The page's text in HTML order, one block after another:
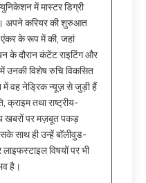
में मास्टर डिग्री
अपने करियर की शुरुआत
एंकर के रूप में की, जहां
के दौरान कंटेंट राइटिंग और
में उनकी विशेष रुचि विकसित
में वह नेड्रिक न्यूज़ से जुड़ी हैं
क्राइम तथा राष्ट्रीय-
खबरों पर मज़बूत पकड़
साथ ही उन्हें बॉलीवुड-
विषयों पर भी
है।